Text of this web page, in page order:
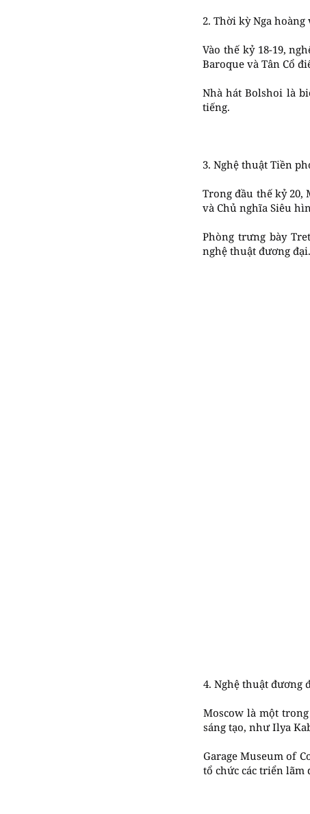
2. Thời kỳ Nga
Vào thế kỷ 18-19,
Baroque và Tân Cổ
Nhà hát Bolshoi là
tiếng.
3. Nghệ thuật Tiền
Trong đầu thế kỷ 20,
và Chủ nghĩa Siêu
Phòng trưng bày
nghệ thuật đương đại.
4. Nghệ thuật đương
Moscow là một
sáng tạo, như Ilya
Garage Museum of
tổ chức các triển lãm